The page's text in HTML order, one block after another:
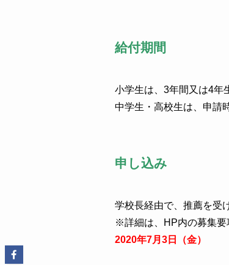
給付期間
小学生は、3年間又は4年
中学生・高校生は、申請
申し込み
学校長経由で、推薦を受
※詳細は、HP内の募集要
2020年7月3日（金）